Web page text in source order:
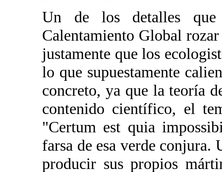
Un de los detalles
Calentamiento Global
justamente que los
lo que supuestamente
concreto, ya que la teoría
contenido científico, el
"Certum est quia
farsa de esa verde conjura.
producir sus propios